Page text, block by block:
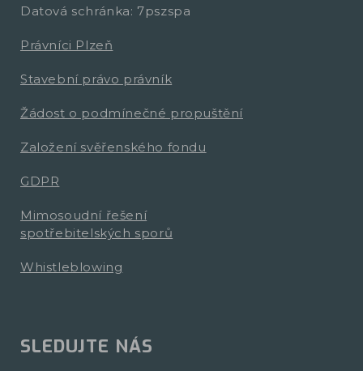
Datová schránka: 7pszspa
Právníci Plzeň
Stavební právo právník
Žádost o podmínečné propuštění
Založení svěřenského fondu
GDPR
Mimosoudní řešení
spotřebitelských sporů
Whistleblowing
SLEDUJTE NÁS